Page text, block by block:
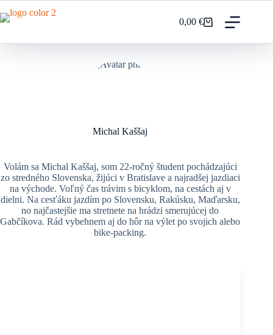
na
Nákupný
0,00€
Michal Kaššaj
Volám sa Michal Kaššaj, som 22-ročný študent pochádzajúci
zo stredného Slovenska, žijúci v Bratislave a najradšej jazdiaci
na východe. Voľný čas trávim s bicyklom, na cestách aj v
dielni. Na cesťáku jazdím po Slovensku, Rakúsku, Maďarsku,
no najčastejšie ma stretnete na hrádzi smerujúcej do
Gabčíkova. Rád vybehnem aj do hôr na výlet po svojich alebo
bike-packing.